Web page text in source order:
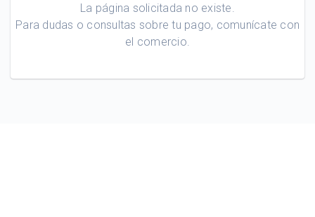
La página solicitada no existe.
Para dudas o consultas sobre tu pago, comunícate con
el comercio.